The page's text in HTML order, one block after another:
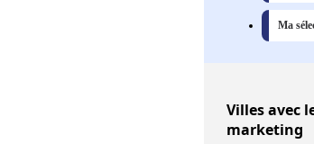
Ma
Villesavec
marketing